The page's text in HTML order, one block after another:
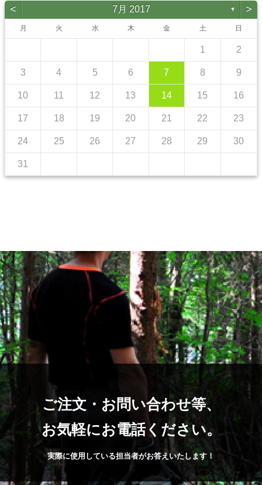
< 7月 2017 ▼ >
月 火 水 木 金 土 日
1 2
3 4 5 6 7 8 9
10 11 12 13 14 15 16
17 18 19 20 21 22 23
24 25 26 27 28 29 30
31
ご注文・お問い合わせ等、
お気軽にお電話ください。
実際に使用している担当者がお答えいたします！